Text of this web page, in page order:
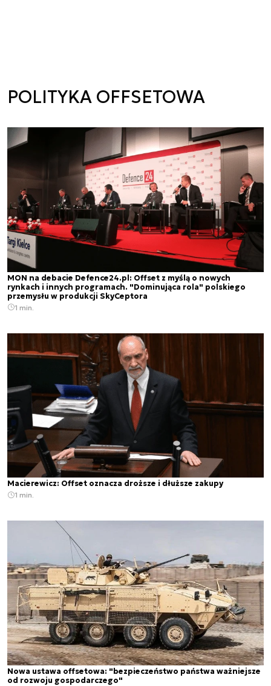
POLITYKA OFFSETOWA
MON na debacie Defence24.pl: Offset z myślą o nowych
rynkach i innych programach. "Dominująca rola" polskiego
przemysłu w produkcji SkyCeptora
1 min.
Macierewicz: Offset oznacza droższe i dłuższe zakupy
1 min.
Nowa ustawa offsetowa: "bezpieczeństwo państwa ważniejsze
od rozwoju gospodarczego"